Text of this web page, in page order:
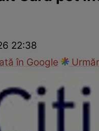
22:38
în Google